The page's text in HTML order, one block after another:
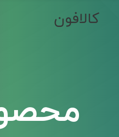
کالافون